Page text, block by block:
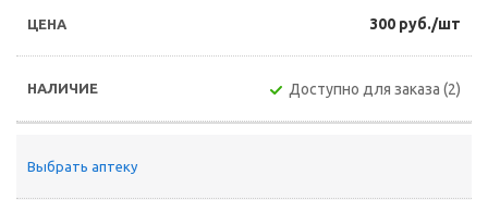
300 руб./шт
Доступно для заказа (2)
Выбрать аптеку